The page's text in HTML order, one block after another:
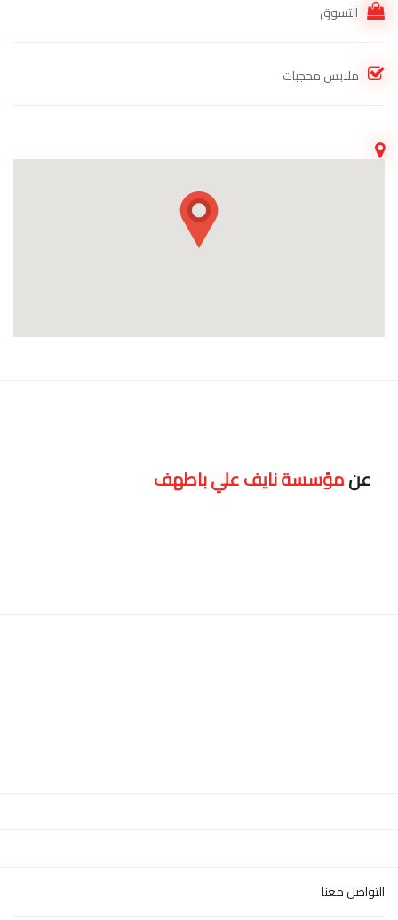
التسوق
ملابس محجبات
عنمؤسسة نايف علي باطهف
التواصل معنا